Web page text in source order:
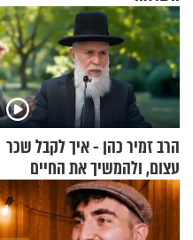
הרב זמיר כהן - איך לקבל שכר
עצום, ולהמשיך את החיים
כרגיל?